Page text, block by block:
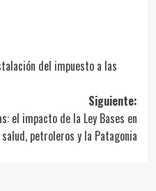
del impuesto a las
Siguiente:
el impacto de la Ley Bases en
petroleros y la Patagonia